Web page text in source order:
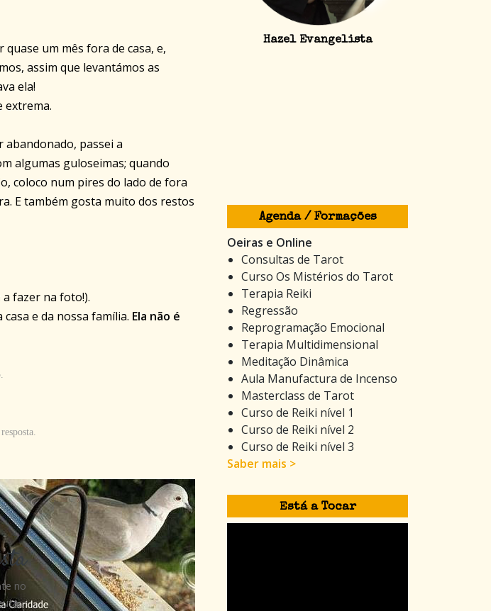
quase um mês fora de casa, e,
assim que levantámos as
ela!
extrema.
abandonado, passei a
algumas guloseimas; quando
coloco num pires do lado de fora
E também gosta muito dos restos
fazer na foto!).
e da nossa família. Ela não é
no
Hazel Evangelista
Agenda / Formações
Oeiras e Online
Consultas de Tarot
Curso Os Mistérios do Tarot
Terapia Reiki
Regressão
Reprogramação Emocional
Terapia Multidimensional
Meditação Dinâmica
Aula Manufactura de Incenso
Masterclass de Tarot
Curso de Reiki nível 1
Curso de Reiki nível 2
Curso de Reiki nível 3
Saber mais >
Está a Tocar